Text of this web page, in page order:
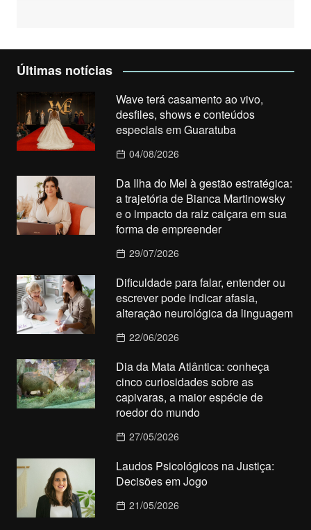
Últimas notícias
Wave terá casamento ao vivo,
desfiles, shows e conteúdos
especiais em Guaratuba
04/08/2026
Da Ilha do Mel à gestão estratégica:
a trajetória de Bianca Martinowsky
e o impacto da raiz caiçara em sua
forma de empreender
29/07/2026
Dificuldade para falar, entender ou
escrever pode indicar afasia,
alteração neurológica da linguagem
22/06/2026
Dia da Mata Atlântica: conheça
cinco curiosidades sobre as
capivaras, a maior espécie de
roedor do mundo
27/05/2026
Laudos Psicológicos na Justiça:
Decisões em Jogo
21/05/2026